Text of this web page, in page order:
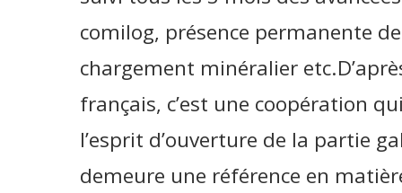
comilog, présence permanente
chargement minéralier
français, c’est une coopération
l’esprit d’ouverture de la partie
demeure une référence en